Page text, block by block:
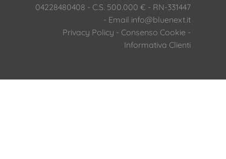
04228480408 - C.S. 500.000 € - RN-331447
- Email info@bluenext.it
Privacy Policy - Consenso Cookie -
Informativa Clienti